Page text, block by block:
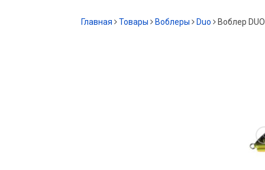
Главная Товары Воблеры Duo Воблер